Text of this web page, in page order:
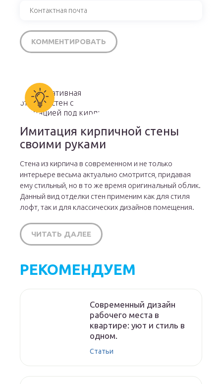
Имитация кирпичной стены
своими руками
Стена из кирпича в современном и не только
интерьере весьма актуально смотрится, придавая
ему стильный, но в то же время оригинальный облик.
Данный вид отделки стен применим как для стиля
лофт, так и для классических дизайнов помещения.
ЧИТАТЬ ДАЛЕЕ
РЕКОМЕНДУЕМ
Современный дизайн
рабочего места в
квартире: уют и стиль в
одном.
Статьи